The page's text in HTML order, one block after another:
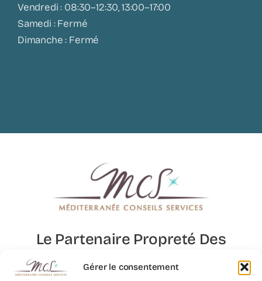
Gérer le consentement
Vendredi : 08:30–12:30, 13:00–17:00
Samedi : Fermé
Dimanche : Fermé
Le Partenaire Propreté Des
Lieux D’exception